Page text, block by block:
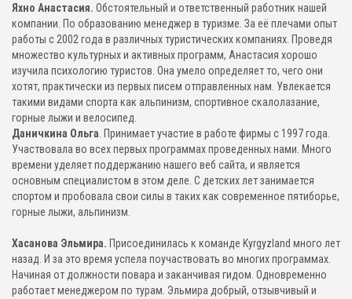
Яхно Анастасия. Обстоятельный и ответственный работник нашей
компании. По образованию менеджер в туризме. За её плечами опыт
работы с 2002 года в различных туристических компаниях. Проведя
множество культурных и активных программ, Анастасия хорошо
изучила психологию туристов. Она умело определяет то, чего они
хотят, практически из первых писем отправленных нам. Увлекается
такими видами спорта как альпинизм, спортивное скалолазание,
горные лыжи и велосипед.
Даничкина Ольга . Принимает участие в работе фирмы с 1997 года.
Участвовала во всех первых программах проведенных нами. Много
времени уделяет поддержанию нашего веб сайта, и является
основным специалистом в этом деле. С детских лет занимается
спортом и пробовала свои силы в таких как современное пятиборье,
горные лыжи, альпинизм.
Хасанова Эльмира. Присоединилась к команде Kyrgyzland много лет
назад. И за это время успела поучаствовать во многих программах.
Начиная от должности повара и заканчивая гидом. Одновременно
работает менеджером по турам. Эльмира добрый, отзывчивый и